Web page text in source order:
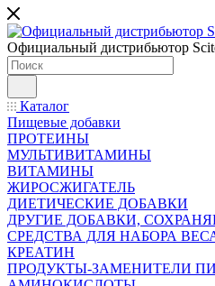
Официальный дистрибьютор
Каталог
Пищевые добавки
ПРОТЕИНЫ
МУЛЬТИВИТАМИНЫ
ВИТАМИНЫ
ЖИРОСЖИГАТЕЛЬ
ДИЕТИЧЕСКИЕ ДОБАВКИ
ДРУГИЕ ДОБАВКИ,
СРЕДСТВА ДЛЯ НАБОРА
КРЕАТИН
ПРОДУКТЫ-ЗАМЕНИТЕЛИ